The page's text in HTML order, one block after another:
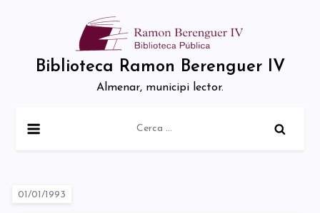
Biblioteca Ramon Berenguer IV
Almenar, municipi lector.